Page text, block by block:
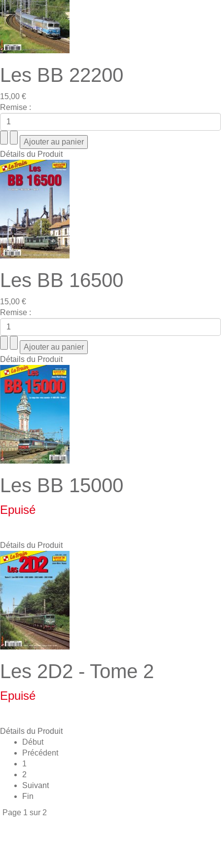
Les BB 22200
15,00 €
Remise :
Détails du Produit
Les BB 16500
15,00 €
Remise :
Détails du Produit
Les BB 15000
Epuisé
Détails du Produit
Les 2D2 - Tome 2
Epuisé
Détails du Produit
Début
Précédent
1
2
Suivant
Fin
Page 1 sur 2